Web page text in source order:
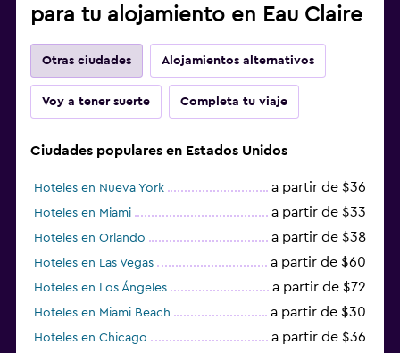
para tu alojamiento en Eau Claire
Otras ciudades Alojamientos alternativos
Voy a tener suerte Completa tu viaje
Ciudades populares en Estados Unidos
Hoteles en Nueva York a partir de $36
Hoteles en Miami a partir de $33
Hoteles en Orlando a partir de $38
Hoteles en Las Vegas a partir de $60
Hoteles en Los Ángeles a partir de $72
Hoteles en Miami Beach a partir de $30
Hoteles en Chicago a partir de $36